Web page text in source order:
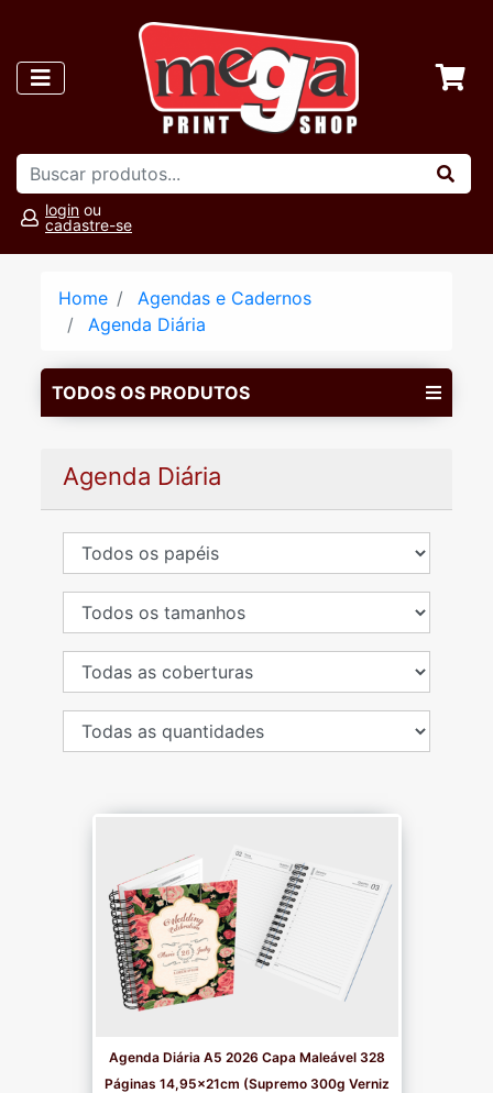
login ou
cadastre-se
Home
Agendas e Cadernos
Agenda Diária
TODOS OS PRODUTOS
Agenda Diária
Agenda Diária A5 2026 Capa Maleável 328
Páginas 14,95x21cm (Supremo 300g Verniz